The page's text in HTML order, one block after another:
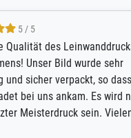
5 / 5
Qualität des
Unser Bild wurde sehr
und sicher verpackt, so
bei uns ankam. Es wird
Meisterdruck sein.